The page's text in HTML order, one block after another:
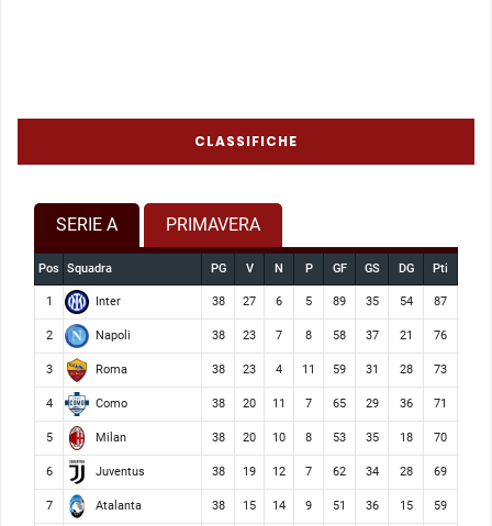
CLASSIFICHE
SERIE A PRIMAVERA
Pos Squadra PG V N P GF GS DG Pti
1 Inter 38 27 6 5 89 35 54 87
2 Napoli 38 23 7 8 58 37 21 76
3 Roma 38 23 4 11 59 31 28 73
4 Como 38 20 11 7 65 29 36 71
5 Milan 38 20 10 8 53 35 18 70
6 Juventus 38 19 12 7 62 34 28 69
7 Atalanta 38 15 14 9 51 36 15 59